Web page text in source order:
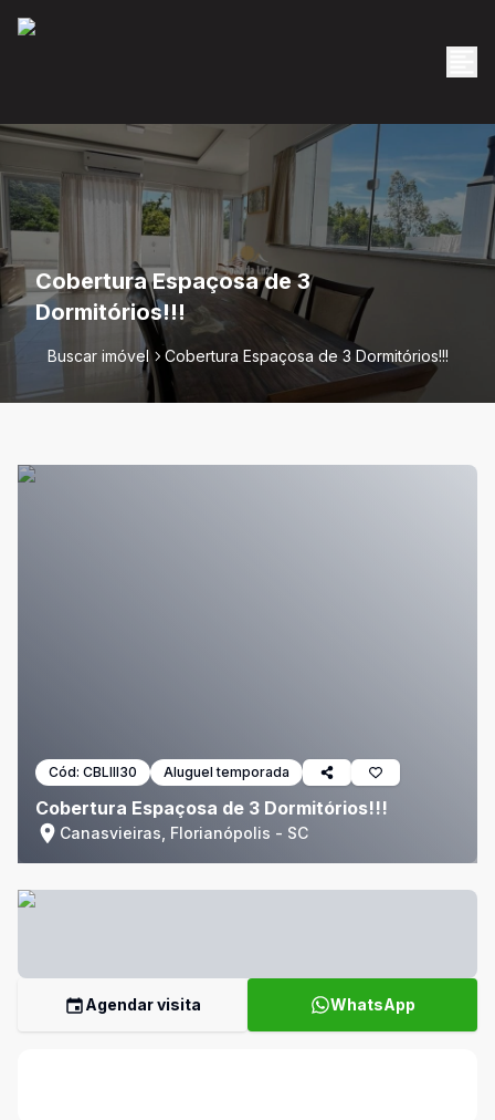
Cobertura Espaçosa de 3
Dormitórios!!!
Buscar imóvel Cobertura Espaçosa de 3 Dormitórios!!!
Cód: CBLIII30 Aluguel temporada
Cobertura Espaçosa de 3 Dormitórios!!!
Canasvieiras, Florianópolis - SC
Agendar visita WhatsApp